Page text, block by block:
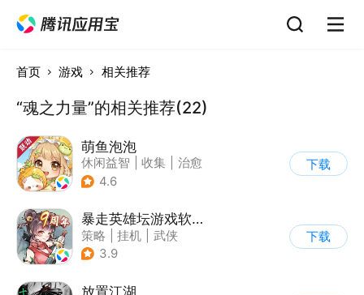
首页 游戏 相关推荐
“魂之力量”的相关推荐(22)
萌鱼泡泡
休闲益智 收集
治愈
| 店铺经营
4.6
下载
暴走英雄坛游戏软件V1.0
策略 挂机
武侠
| 剧情
3.9
下载
放置江湖